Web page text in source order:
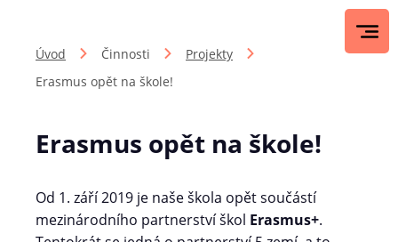
Úvod Činnosti
Projekty
Erasmus opět na škole!
Erasmus opět na škole!
Od 1. září 2019 je naše škola opět součástí
mezinárodního partnerství škol Erasmus+.